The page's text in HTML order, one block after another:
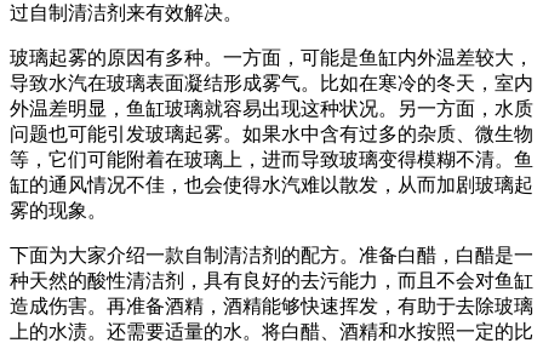
过自制清洁剂来有效解决。
玻璃起雾的原因有多种。一方面，可能是鱼缸内外温差较大，
导致水汽在玻璃表面凝结形成雾气。比如在寒冷的冬天，室内
外温差明显，鱼缸玻璃就容易出现这种状况。另一方面，水质
问题也可能引发玻璃起雾。如果水中含有过多的杂质、微生物
等，它们可能附着在玻璃上，进而导致玻璃变得模糊不清。鱼
缸的通风情况不佳，也会使得水汽难以散发，从而加剧玻璃起
雾的现象。
下面为大家介绍一款自制清洁剂的配方。准备白醋，白醋是一
种天然的酸性清洁剂，具有良好的去污能力，而且不会对鱼缸
造成伤害。再准备酒精，酒精能够快速挥发，有助于去除玻璃
上的水渍。还需要适量的水。将白醋、酒精和水按照一定的比